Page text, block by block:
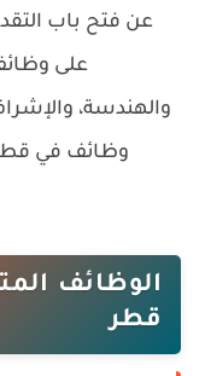
على
والهندسة،
وظائف في
الوظائف
قطر